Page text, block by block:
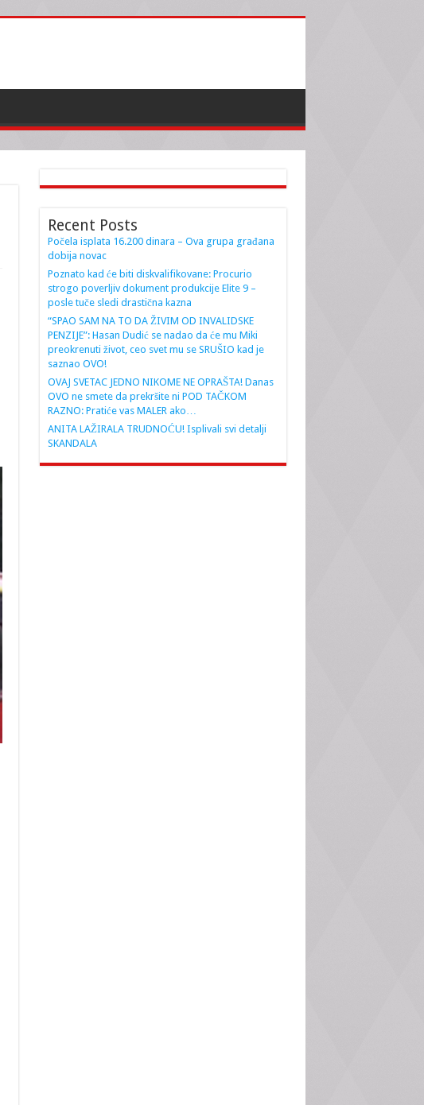
Recent Posts
Počela isplata 16.200 dinara – Ova grupa građana
dobija novac
Poznato kad će biti diskvalifikovane: Procurio
strogo poverljiv dokument produkcije Elite 9 –
posle tuče sledi drastična kazna
“SPAO SAM NA TO DA ŽIVIM OD INVALIDSKE
PENZIJE”: Hasan Dudić se nadao da će mu Miki
preokrenuti život, ceo svet mu se SRUŠIO kad je
saznao OVO!
OVAJ SVETAC JEDNO NIKOME NE OPRAŠTA! Danas
OVO ne smete da prekršite ni POD TAČKOM
RAZNO: Pratiće vas MALER ako…
ANITA LAŽIRALA TRUDNOĆU! Isplivali svi detalji
SKANDALA